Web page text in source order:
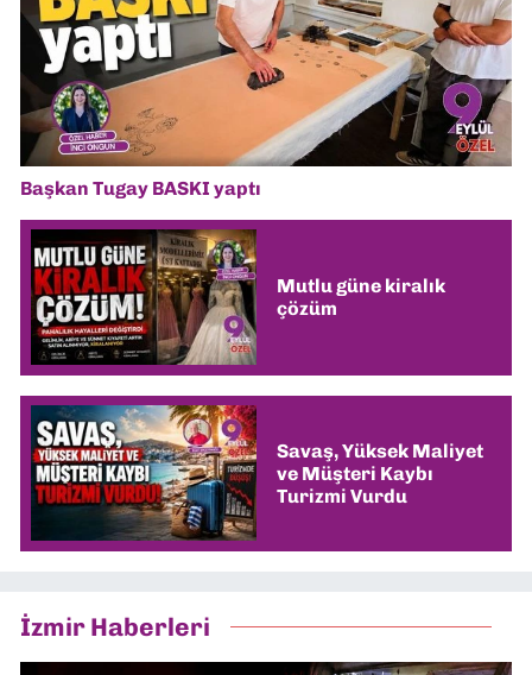
Başkan Tugay BASKI yaptı
Mutlu güne kiralık
çözüm
Savaş, Yüksek Maliyet
ve Müşteri Kaybı
Turizmi Vurdu
İzmir Haberleri